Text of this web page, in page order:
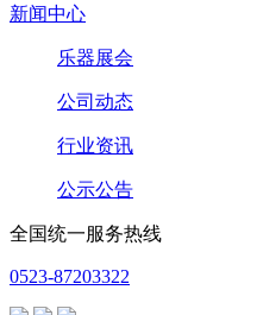
新闻中心
乐器展会
公司动态
行业资讯
公示公告
全国统一服务热线
0523-87203322